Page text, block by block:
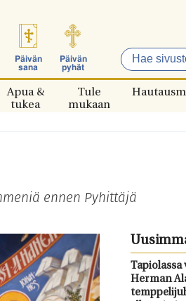
Päivän
sana
Päivän
pyhät
Apua &
tukea
Tule
mukaan
ennen Pyhittäjä
Herman